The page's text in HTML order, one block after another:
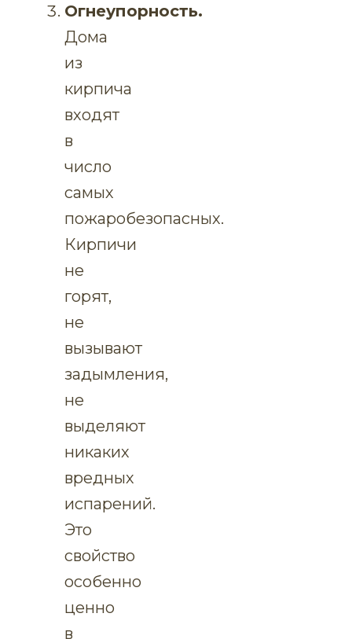
Огнеупорность.
Дома
из
кирпича
входят
в
число
самых
пожаробезопасных.
Кирпичи
не
горят,
не
вызывают
задымления,
не
выделяют
никаких
вредных
испарений.
Это
свойство
особенно
ценно
в